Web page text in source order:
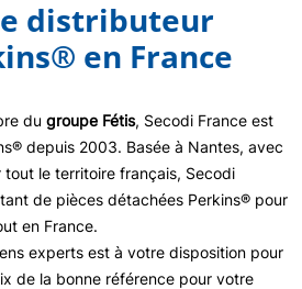
distributeur
en France
du groupe Fétis, Secodi France est
depuis 2003. Basée à Nantes, avec
le territoire français, Secodi
de pièces détachées Perkins® pour
en France.
experts est à votre disposition pour
de la bonne référence pour votre